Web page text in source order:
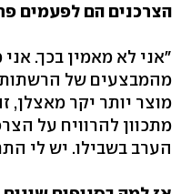
הצרכנים הם לפעמים
"אני לא מאמין בכך. אני
מהמבצעים של
מוצר יותר יקר מאצלן,
הערב בשבילו. יש לי